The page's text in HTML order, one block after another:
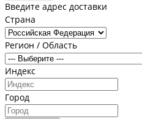
Введите адрес доставки
Страна
Регион / Область
Индекс
Город